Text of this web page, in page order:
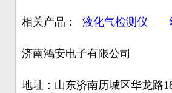
相关产品： 液化气检测仪
济南鸿安电子有限公司
地址：山东济南历城区华龙路